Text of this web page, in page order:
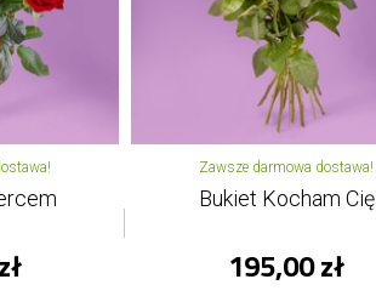
Zawsze darmowa dostawa!
Bukiet Kocham Cię
195,00 zł